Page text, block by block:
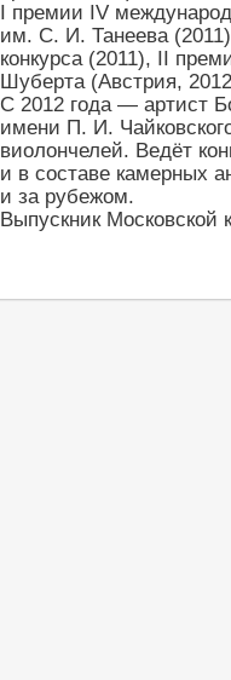
I премии IV
им. С. И. Танеева
конкурса (2011), II
Шуберта (Австрия,
С 2012 года — артист
имени П. И.
виолончелей. Ведёт
и в составе камерных
и за рубежом.
Выпускник Московской